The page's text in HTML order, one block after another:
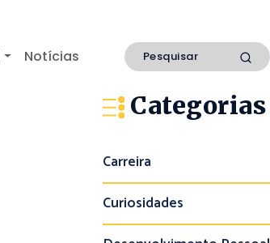
Notícias
Categorias
Carreira
Curiosidades